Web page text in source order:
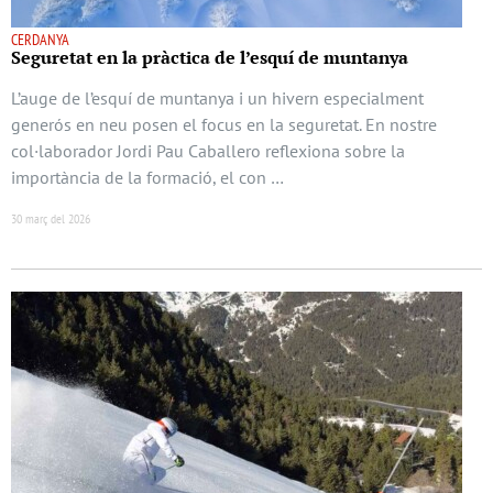
CERDANYA
Seguretat en la pràctica de l’esquí de muntanya
L’auge de l’esquí de muntanya i un hivern especialment
generós en neu posen el focus en la seguretat. En nostre
col·laborador Jordi Pau Caballero reflexiona sobre la
importància de la formació, el con …
30 març del 2026